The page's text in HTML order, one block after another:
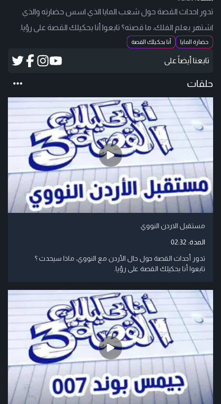
تدور احداث القصة حول شعب المايا الذي اسس حضارته والذي
اشتهر بعلم الفلك، ما قصته؟ تابعوا أنا بحكيلك القصة على رؤيا.
حضارة المايا أنا بحكيلك القصة
تابعنا أيضاً على
حلقات
مستقبل الاردن النووي
المدة: 02:32
تدور أحداث القصة حول حال الأردن مع النووي، ماذا سيحدث ؟
تابعوا أنا بحكيلك القصة على رؤيا.